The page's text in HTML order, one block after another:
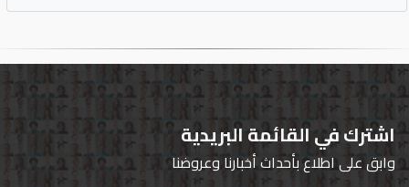
اشترك في القائمة البريدية
وابق على اطلاع بأحداث أخبارنا وعروضنا